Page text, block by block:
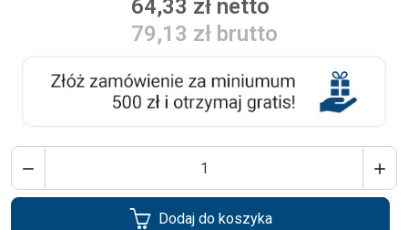
64,33 zł netto
79,13 zł brutto
 
Dodaj do koszyka